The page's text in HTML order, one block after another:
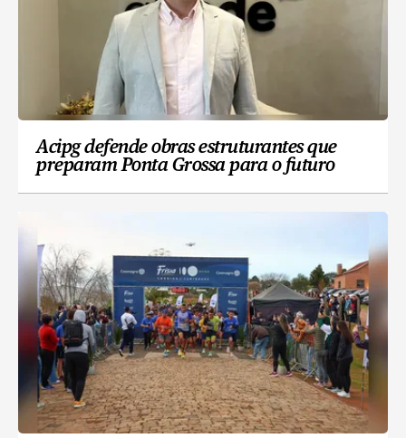
Acipg defende obras estruturantes que
preparam Ponta Grossa para o futuro